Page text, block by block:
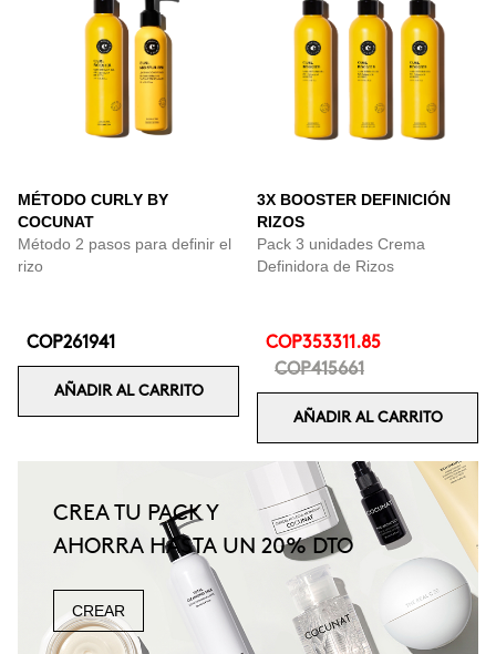
MÉTODO CURLY BY
COCUNAT
Método 2 pasos para definir el
rizo
COP261941
AÑADIR AL CARRITO
3X BOOSTER DEFINICIÓN
RIZOS
Pack 3 unidades Crema
Definidora de Rizos
COP353311.85
COP415661
AÑADIR AL CARRITO
CREA TU PACK Y
AHORRA HASTA UN 20% DTO
CREAR